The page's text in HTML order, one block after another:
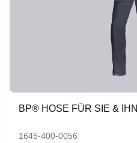
BP® HOSE FÜR SIE & IHN
1645-400-0056